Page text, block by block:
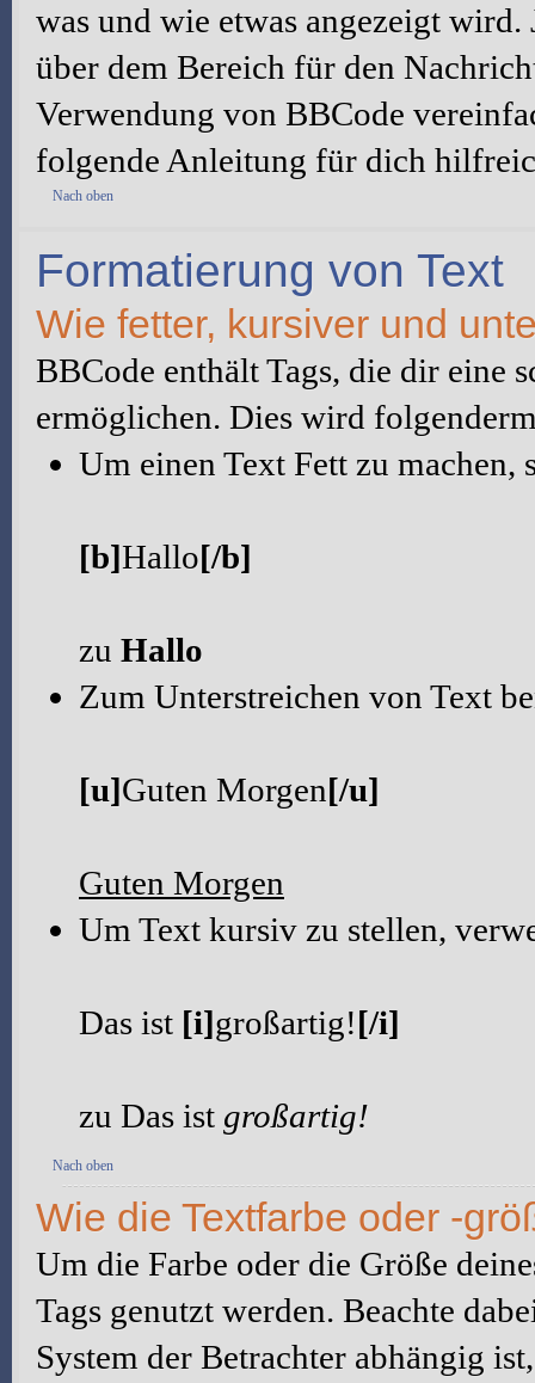
was und wie etwas angezeigt
über dem Bereich für den
Verwendung von BBCode
folgende Anleitung für dich
Nach oben
Formatierung von Text
Wie fetter, kursiver und
BBCode enthält Tags, die dir eine
ermöglichen. Dies wird
Um einen Text Fett zu
[b]Hallo[/b]
zu Hallo
Zum Unterstreichen von Text
[u]Guten Morgen[/u]
Guten Morgen
Um Text kursiv zu stellen,
Das ist [i]großartig![/i]
zu Das ist großartig!
Nach oben
Wie die Textfarbe oder -
Um die Farbe oder die Größe
Tags genutzt werden. Beachte
System der Betrachter abhängig